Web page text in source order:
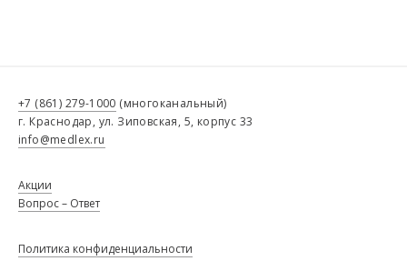
+7 (861) 279-1000 (многоканальный)
г. Краснодар, ул. Зиповская, 5, корпус 33
info@medlex.ru
Акции
Вопрос – Ответ
Политика конфиденциальности